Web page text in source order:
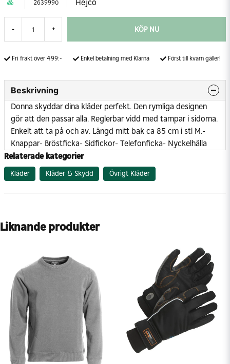
2639990 Hejco
- + KÖP NU
Fri frakt över 499:- Enkel betalning med Klarna Först till kvarn gäller!
Beskrivning
Donna skyddar dina kläder perfekt. Den rymliga designen
gör att den passar alla. Reglerbar vidd med tampar i sidorna.
Enkelt att ta på och av. Längd mitt bak ca 85 cm i stl M.-
Knappar- Bröstficka- Sidfickor- Telefonficka- Nyckelhälla
Relaterade kategorier
Kläder Kläder & Skydd Övrigt Kläder
Liknande produkter